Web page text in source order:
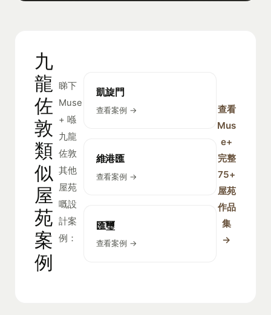
九
龍
佐
敦
類
似
屋
苑
案
例
睇下
Muse
+ 喺
九龍
佐敦
其他
屋苑
嘅設
計案
例：
凱旋門
查看案例 →
維港匯
查看案例 →
匯璽
查看案例 →
查看
Mus
e+
完整
75+
屋苑
作品
集
→